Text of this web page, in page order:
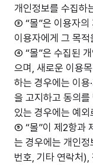
개인정보를 수집하
③ “몰”은 이용자의
이용자에게 그 목
④ “몰”은 수집된
으며, 새로운 이용
하는 경우에는 이용
을 고지하고 동의를
있는 경우에는 예외
⑤ “몰”이 제2항과
는 경우에는 개인
번호, 기타 연락처),